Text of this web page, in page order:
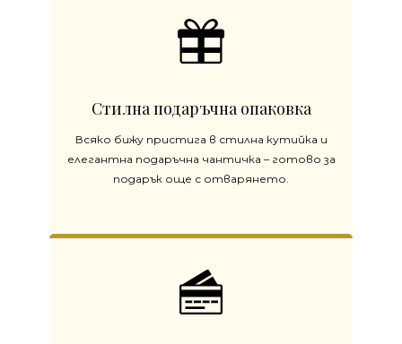
Стилна подаръчна опаковка
Всяко бижу пристига в стилна кутийка и
елегантна подаръчна чантичка – готово за
подарък още с отварянето.